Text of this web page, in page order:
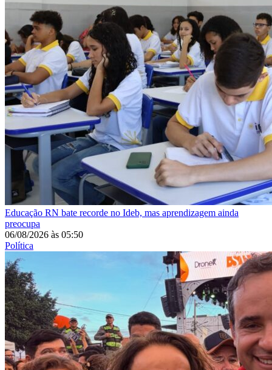
Educação RN bate recorde no Ideb, mas aprendizagem ainda
preocupa
06/08/2026 às 05:50
Política